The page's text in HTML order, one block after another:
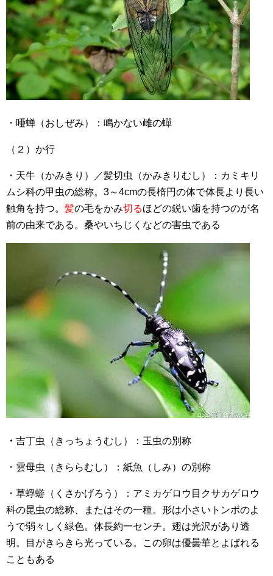
・唖蝉（おしぜみ）：鳴かない雌の蟬
（２）か行
・天牛（かみきり）／髪切虫（かみきりむし）：カミキリ
ムシ科の甲虫の総称。3～4cmの長楕円の体で体長より長い
触角を持つ。 髪の毛をかみ切るほどの鋭い歯を持つのが名
前の由来である。桑やいちじくなどの害虫である
・ 吉丁虫（きっちょうむし）：玉虫の別称
・雲母虫（きららむし）：紙魚（しみ）の別称
・草蜉蝣（くさかげろう）：アミカゲロウ目クサカゲロウ
科の昆虫の総称、またはその一種。形は小さいトンボのよ
うで弱々しく緑色。体長約一センチ。翅は光沢があり透
明。目がきらきら光っている。この卵は優曇華とよばれる
こともある